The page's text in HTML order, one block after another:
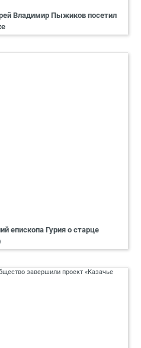
Владимир Пыжиков посетил
епископа Гурия о старце